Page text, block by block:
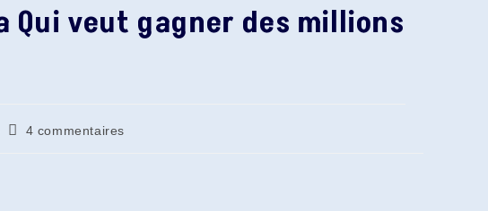
Qui veut gagner des millions
Commentaires
4 commentaires